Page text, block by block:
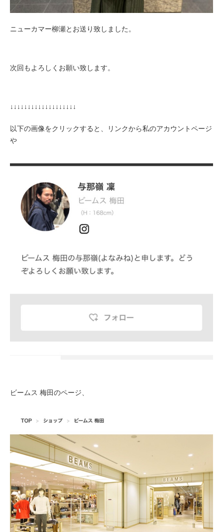
ニューカマー柳瀬とお送り致しました。
次回もよろしくお願い致します。
↓↓↓↓↓↓↓↓↓↓↓↓↓↓↓↓↓↓↓
以下の画像をクリックすると、
リンクから私のアカウントページ
や
ビームス 梅田のページ、